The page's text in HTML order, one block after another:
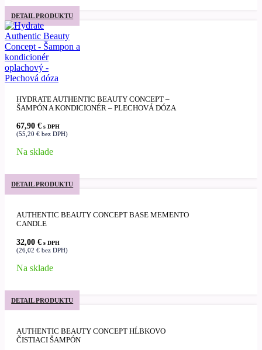
DETAIL PRODUKTU
HYDRATE AUTHENTIC BEAUTY CONCEPT –
ŠAMPÓN A KONDICIONÉR – PLECHOVÁ DÓZA
67,90 € s DPH
(55,20 € bez DPH)
Na sklade
DETAIL PRODUKTU
AUTHENTIC BEAUTY CONCEPT BASE MEMENTO
CANDLE
32,00 € s DPH
(26,02 € bez DPH)
Na sklade
DETAIL PRODUKTU
AUTHENTIC BEAUTY CONCEPT HĹBKOVO
ČISTIACI ŠAMPÓN